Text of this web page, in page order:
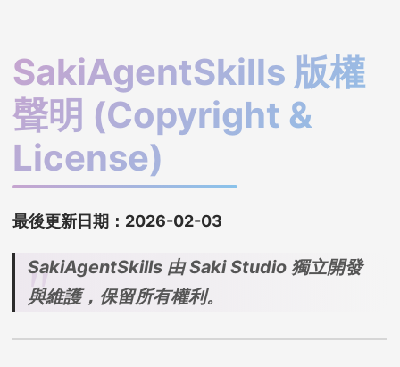
SakiAgentSkills 版權
聲明 (Copyright &
License)
最後更新日期：2026-02-03
SakiAgentSkills 由 Saki Studio 獨立開發
與維護，保留所有權利。